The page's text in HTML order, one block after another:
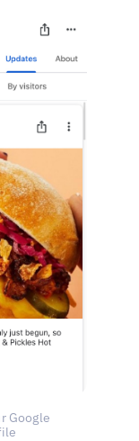
Google